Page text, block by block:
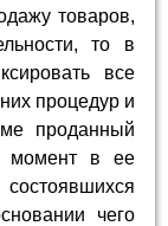
товаров,
то в
все
процедур и
проданный
момент в ее
чего